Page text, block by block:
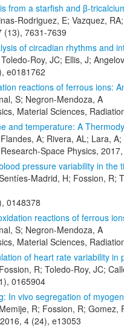
from a starfish and β-
Rodriguez, E; Vazquez,
(13), 7631-7639
of circadian rhythms and
Roy, JC; Ellis, J;
e0181762
reactions of ferrous ions:
S; Negron-Mendoza, A
Material Sciences,
and temperature: A
A; Rivera, AL; Lara,
Space Physics,
pressure variability in
Madrid, H; Fossion, R;
0148378
reactions of ferrous
S; Negron-Mendoza, A
Material Sciences,
of heart rate variability
R; Toledo-Roy, JC;
0165904
In vivo segregation of
R; Fossion, R;
4 (24), e13053